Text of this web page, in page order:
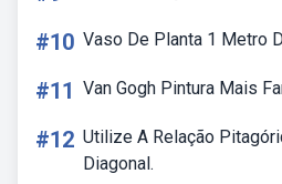
#10 Vaso De Planta 1 Metro
#11 Van Gogh Pintura Mais
#12 Utilize A Relação
Diagonal.